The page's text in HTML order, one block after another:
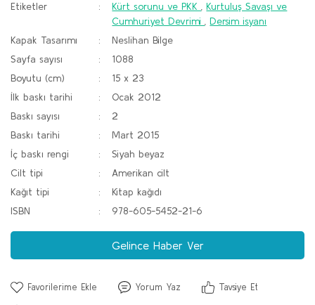
Etiketler
Kürt sorunu ve PKK ,Kurtuluş Savaşı ve
Cumhuriyet Devrimi
,Dersim isyanı
Kapak Tasarımı
Neslihan Bilge
Sayfa sayısı
1088
Boyutu (cm)
15 x 23
İlk baskı tarihi
Ocak 2012
Baskı sayısı
2
Baskı tarihi
Mart 2015
İç baskı rengi
Siyah beyaz
Cilt tipi
Amerikan cilt
Kağıt tipi
Kitap kağıdı
ISBN
978-605-5452-21-6
Gelince Haber Ver
Yorum Yaz Tavsiye Et